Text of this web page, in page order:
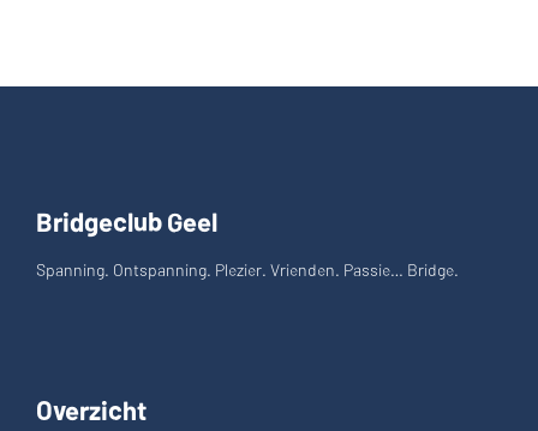
Bridgeclub Geel
Spanning. Ontspanning. Plezier. Vrienden. Passie… Bridge.
Overzicht